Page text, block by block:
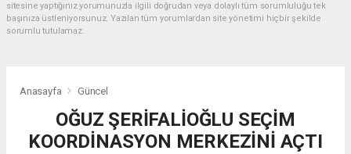
sitesine yaptığınız yorumunuzla ilgili doğrudan veya dolaylı tüm sorumluluğu tek
başınıza üstleniyorsunuz. Yazılan tüm yorumlardan site yönetimi hiçbir şekilde
sorumlu tutulamaz.
Anasayfa Güncel
OĞUZ ŞERİFALİOĞLU SEÇİM
KOORDİNASYON MERKEZİNİ AÇTI